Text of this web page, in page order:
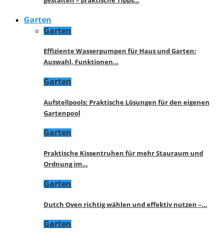
Garten
Garten
Effiziente Wasserpumpen für Haus und Garten:
Auswahl, Funktionen…
Garten
Aufstellpools: Praktische Lösungen für den eigenen
Gartenpool
Garten
Praktische Kissentruhen für mehr Stauraum und
Ordnung im…
Garten
Dutch Oven richtig wählen und effektiv nutzen –…
Garten